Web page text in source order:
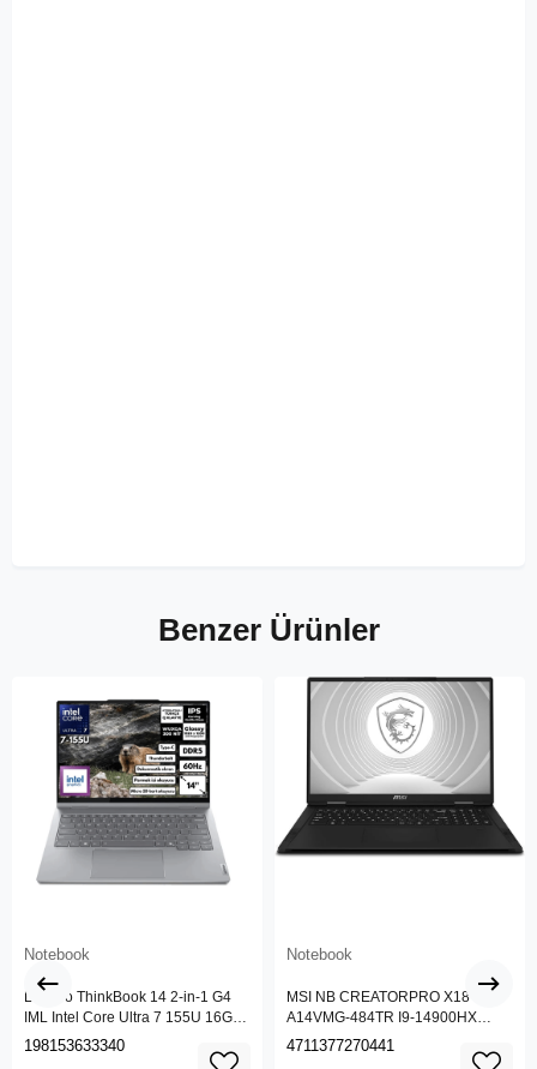
Benzer Ürünler
Notebook
Lenovo ThinkBook 14 2-in-1 G4
IML Intel Core Ultra 7 155U 16GB
512GB SSD 14" WUXGA IPS
Panel Freedos Dokunmatik Ekran
198153633340
Notebook
MSI NB CREATORPRO X18 HX
A14VMG-484TR I9-14900HX
128GB DDR5 RTX5000 ADA
GDDR6 16GB 4TB SSD 18.0
4711377270441